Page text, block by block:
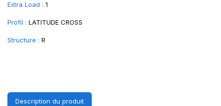
Extra Load : 1
Profil : LATITUDE CROSS
Structure : R
Description du produit